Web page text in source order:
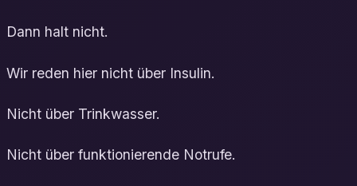
Dann halt nicht.
Wir reden hier nicht über Insulin.
Nicht über Trinkwasser.
Nicht über funktionierende Notrufe.